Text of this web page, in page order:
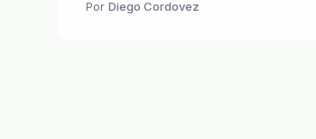
Por Diego Cordovez